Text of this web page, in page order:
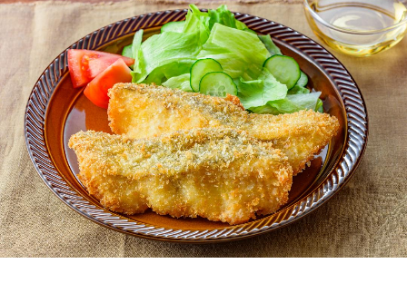
酢 調味酢
お酢ドリンク ぽん酢
みりん風・料理酒 鍋用調味料
つゆ たれ
新商品一覧
キャンペーン情報
ブランド・スペシャルサイト
ブランド・スペシャルサイト トップ
商品ブランドサイト
Fibee（ファイビー）
くらしプラ酢
企業情報
国内事業概要